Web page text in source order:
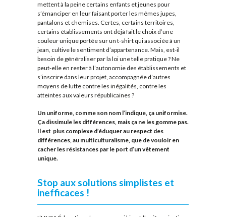
mettent à la peine certains enfants et jeunes pour
s’émanciper en leur faisant porter les mêmes jupes,
pantalons et chemises. Certes, certains territoires,
certains établissements ont déjà fait le choix d’une
couleur unique portée sur un t-shirt qui associée à un
jean, cultive le sentiment d’appartenance. Mais, est-il
besoin de généraliser par la loi une telle pratique ? Ne
peut-elle en rester à l’autonomie des établissements et
s’inscrire dans leur projet, accompagnée d’autres
moyens de lutte contre les inégalités, contre les
atteintes aux valeurs républicaines ?
Un uniforme, comme son nom l’indique, ça uniformise.
Ça dissimule les différences, mais ça ne les gomme pas.
Il est plus complexe d’éduquer au respect des
différences, au multiculturalisme, que de vouloir en
cacher les résistances par le port d’un vêtement
unique.
Stop aux solutions simplistes et
inefficaces !